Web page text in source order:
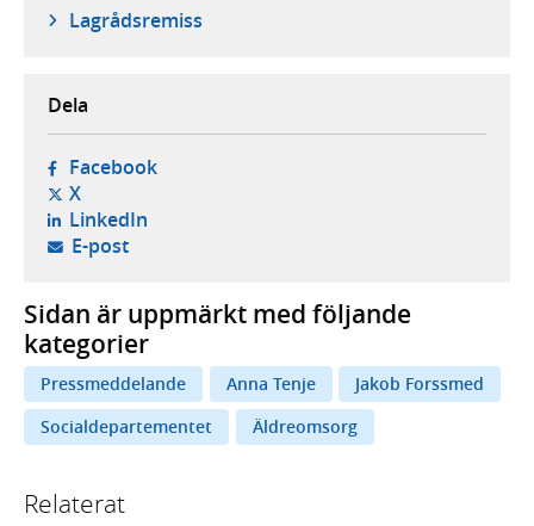
Lagrådsremiss
Dela
Facebook- öppnas i ny flik, extern webbplats,
X- öppnas i ny flik, extern webbplats,
LinkedIn- öppnas i ny flik, extern webbplats,
E-post- öppnar din e-postklient,
Sidan är uppmärkt med följande
kategorier
Pressmeddelande Anna Tenje
Jakob Forssmed
Socialdepartementet
Äldreomsorg
Relaterat